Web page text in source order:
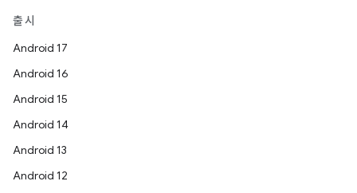
출시
Android 17
Android 16
Android 15
Android 14
Android 13
Android 12